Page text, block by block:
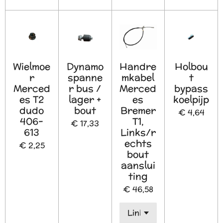
Wielmoe
r
Merced
es T2
dudo
406-
613
€ 2,25
Dynamo
spanne
r bus /
lager +
bout
€ 17,33
Handre
mkabel
Merced
es
Bremer
T1,
Links/r
echts
bout
aanslui
ting
€ 46,58
Holbou
t
bypass
koelpijp
€ 4,64